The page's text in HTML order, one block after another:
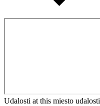
Udalosti at this miesto udalosti